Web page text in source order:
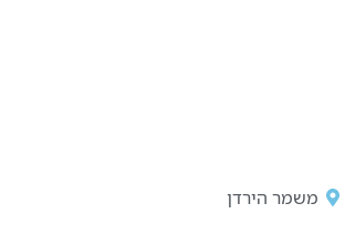
משמר הירדן